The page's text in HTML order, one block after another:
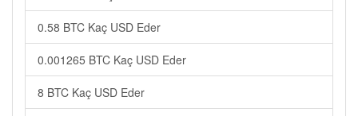
0.58 BTC Kaç USD Eder
0.001265 BTC Kaç USD Eder
8 BTC Kaç USD Eder